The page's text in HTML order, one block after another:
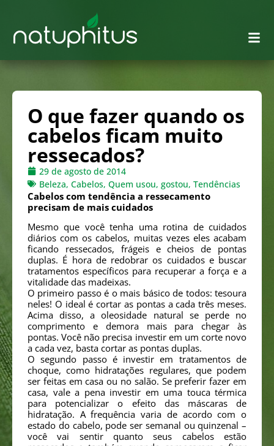
O que fazer quando os
cabelos ficam muito
ressecados?
29 de agosto de 2014
Beleza, Cabelos, Quem usou, gostou, Tendências
Cabelos com tendência a ressecamento
precisam de mais cuidados
Mesmo que você tenha uma rotina de cuidados
diários com os cabelos, muitas vezes eles acabam
ficando ressecados, frágeis e cheios de pontas
duplas. É hora de redobrar os cuidados e buscar
tratamentos específicos para recuperar a força e a
vitalidade das madeixas.
O primeiro passo é o mais básico de todos: tesoura
neles! O ideal é cortar as pontas a cada três meses.
Acima disso, a oleosidade natural se perde no
comprimento e demora mais para chegar às
pontas. Você não precisa investir em um corte novo
a cada vez, basta cortar as pontas duplas.
O segundo passo é investir em tratamentos de
choque, como hidratações regulares, que podem
ser feitas em casa ou no salão. Se preferir fazer em
casa, vale a pena investir em uma touca térmica
para potencializar o efeito das máscaras de
hidratação. A frequência varia de acordo com o
estado do cabelo, pode ser semanal ou quinzenal –
você vai sentir quanto seus cabelos estão